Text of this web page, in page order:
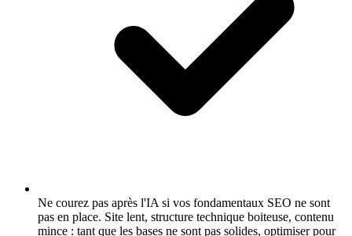
Ne courez pas après l'IA si vos fondamentaux SEO ne sont
pas en place. Site lent, structure technique boiteuse, contenu
mince : tant que les bases ne sont pas solides, optimiser pour